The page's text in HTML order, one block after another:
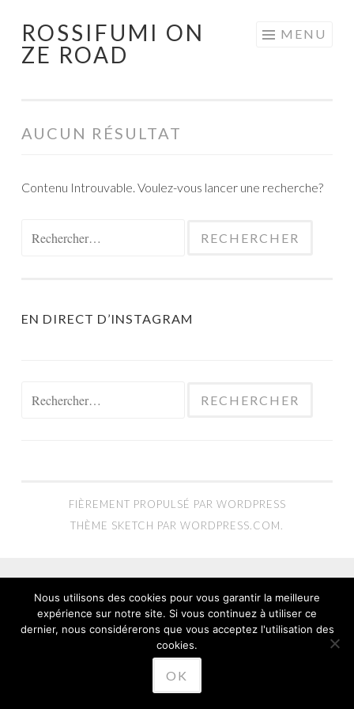
Aller
au
ROSSIFUMI ON
ZE ROAD
MENU
AUCUN RÉSULTAT
Contenu Introuvable. Voulez-vous lancer une recherche?
EN DIRECT D’INSTAGRAM
FIÈREMENT PROPULSÉ PAR WORDPRESS
THÈME SKETCH PAR WORDPRESS.COM
Nous utilisons des cookies pour vous garantir la meilleure
expérience sur notre site. Si vous continuez à utiliser ce
dernier, nous considérerons que vous acceptez l'utilisation des
cookies.
OK